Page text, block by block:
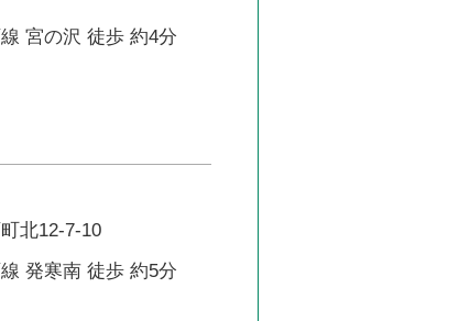
宮の沢 徒歩 約4分
北12-7-10
発寒南 徒歩 約5分